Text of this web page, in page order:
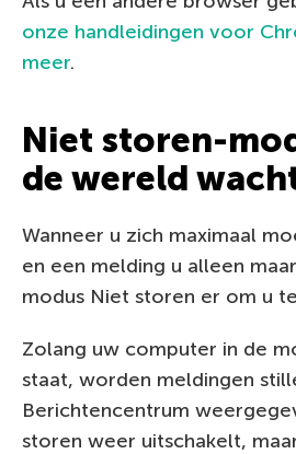
onze handleidingen voor
meer.
Niet storen-
de wereld
Wanneer u zich maximaal
en een melding u alleen
modus Niet storen er om u
Zolang uw computer in de
staat, worden meldingen
Berichtencentrum
storen weer uitschakelt,